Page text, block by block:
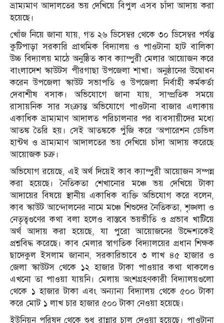
ভ্রাম্যমাণ আদালতের ভয় দেখিয়ে বিপুল এসব চাঁদা আদায় করা
হয়েছে।
খোঁজ নিয়ে জানা যায়, গত ২৬ ডিসেম্বর থেকে ৩০ ডিসেম্বর পর্যন্ত
কুটিপাড়া সরকারি প্রাথমিক বিদ্যালয় ও পাওটানা হাট বালিকা
উচ্চ বিদ্যালয় মাঠে অনুষ্ঠিত কাব ক্যাম্পুরী মেলার আয়োজন করে
বাংলাদেশ স্কাউটস পীরগাছা উপজেলা শাখা। অনুষ্ঠানের উদ্বোধন
করেন উপজেলা স্কাউট সভাপতি ও উপজেলা নির্বাহী কর্মকর্তা
দেবাশীষ বসাক। অভিযোগে জানা যায়, সাম্প্রতিক সময়ে
রাসায়নিক সার সংক্রান্ত অভিযোগে পাওটানা বাজার এলাকায়
একাধিক ভ্রাম্যমাণ আদালত পরিচালনার পর ব্যবসায়ীদের মধ্যে
আতঙ্ক তৈরি হয়। সেই আতঙ্ককে পুঁজি করে ‘অপারেশন ডেভিল
হান্টথ ও ভ্রাম্যমাণ আদালতের ভয় দেখিয়ে চাঁদা আদায় করেছে
আয়োজক চক্র।
অভিযোগ রয়েছে, এই অর্থ দিয়েই কাব ক্যাম্পুরী আয়োজন সম্পন্ন
করা হয়েছে। নৈতিকতা শেখানোর মঞ্চে ভয় দেখিয়ে টাকা
আদায়ের বিষয়ে স্থানীয় একাধিক ব্যক্তি অভিযোগ করে বলেন,
কাব স্কাউট আন্দোলনের নামে মঞ্চে শিশুদের নৈতিকতা, শৃঙ্খলা ও
নেতৃত্বগুণের কথা বলা হলেও বাস্তবে ভয়ভীতি ও প্রভাব খাটিয়ে
অর্থ আদায় করা হয়েছে, যা পুরো আয়োজনের উদ্দেশ্যকেই
প্রশ্নবিদ্ধ করেছে। কাব মেলার স্বাগতিক বিদ্যালয়ের প্রধান শিক্ষক
ছাদেকুল ইসলাম জানান, সরকারিভাবে ৩ লাখ ৪৫ হাজার ও
জেলা স্কাউটস থেকে ১২ হাজার টাকা পাওয়ার কথা থাকলেও
এখনো তা পাওয়া যায়নি। মেলায় অংশগ্রহণকারী বিদ্যালয়গুলো
থেকে ১ হাজার টাকা এবং অন্যান্য বিদ্যালয় থেকে ৫০০ টাকা
করে মোট ১ লাখ চার হাজার ৫০০ টাকা নেওয়া হয়েছে।
ইউনিয়ন পরিষদ থেকে শুধু রান্নার চাল দেওয়া হয়েছে। পাওটানা